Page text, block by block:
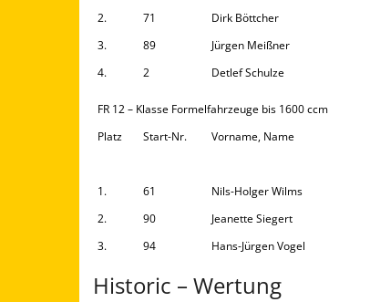
2.
71 Dirk Böttcher
3.
89 Jürgen Meißner
4.
2 Detlef Schulze
FR 12 – Klasse Formelfahrzeuge bis 1600 ccm
Platz
Start-Nr. Vorname, Name
1.
61 Nils-Holger Wilms
2.
90 Jeanette Siegert
3.
94 Hans-Jürgen Vogel
Historic – Wertung